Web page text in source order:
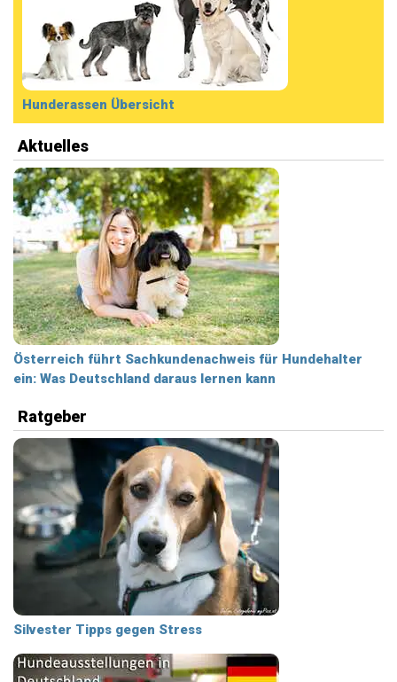
Hunderassen Übersicht
Aktuelles
Österreich führt Sachkundenachweis für Hundehalter
ein: Was Deutschland daraus lernen kann
Ratgeber
Silvester Tipps gegen Stress